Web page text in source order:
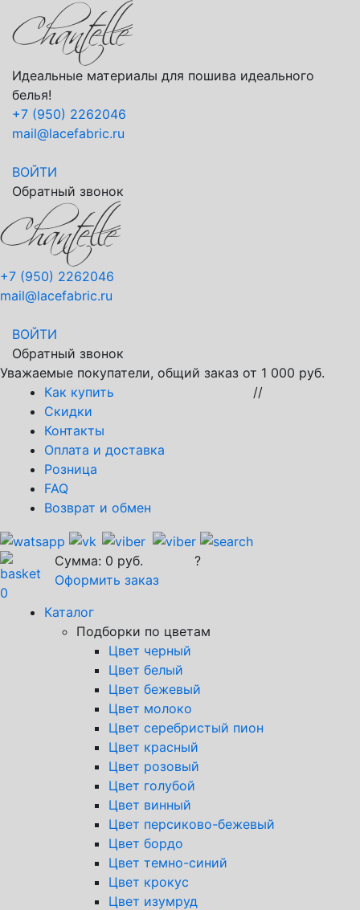
Идеальные материалы для пошива идеального
белья!
+7 (950) 2262046
mail@lacefabric.ru
ВОЙТИ
Обратный звонок
+7 (950) 2262046
mail@lacefabric.ru
ВОЙТИ
Обратный звонок
Уважаемые покупатели, общий заказ от 1 000 руб.
Как купить
Скидки
Контакты
Оплата и доставка
Розница
FAQ
Возврат и обмен
//
0
Сумма: 0 руб.
Оформить заказ
?
Каталог
Подборки по цветам
Цвет черный
Цвет белый
Цвет бежевый
Цвет молоко
Цвет серебристый пион
Цвет красный
Цвет розовый
Цвет голубой
Цвет винный
Цвет персиково-бежевый
Цвет бордо
Цвет темно-синий
Цвет крокус
Цвет изумруд